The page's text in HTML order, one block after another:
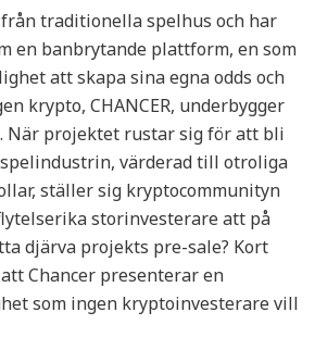
traditionella spelhus och har
en banbrytande plattform, en som
att skapa sina egna odds och
krypto, CHANCER, underbygger
När projektet rustar sig för att bli
värderad till otroliga
ställer sig kryptocommunityn
storinvesterare att på
djärva projekts pre-sale? Kort
Chancer presenterar en
som ingen kryptoinvesterare vill